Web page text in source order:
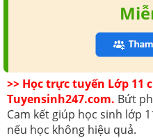
>> Học trực tuyến Lớp 11
Tuyensinh247.com. Bứt
Cam kết giúp học sinh lớp
nếu học không hiệu quả.